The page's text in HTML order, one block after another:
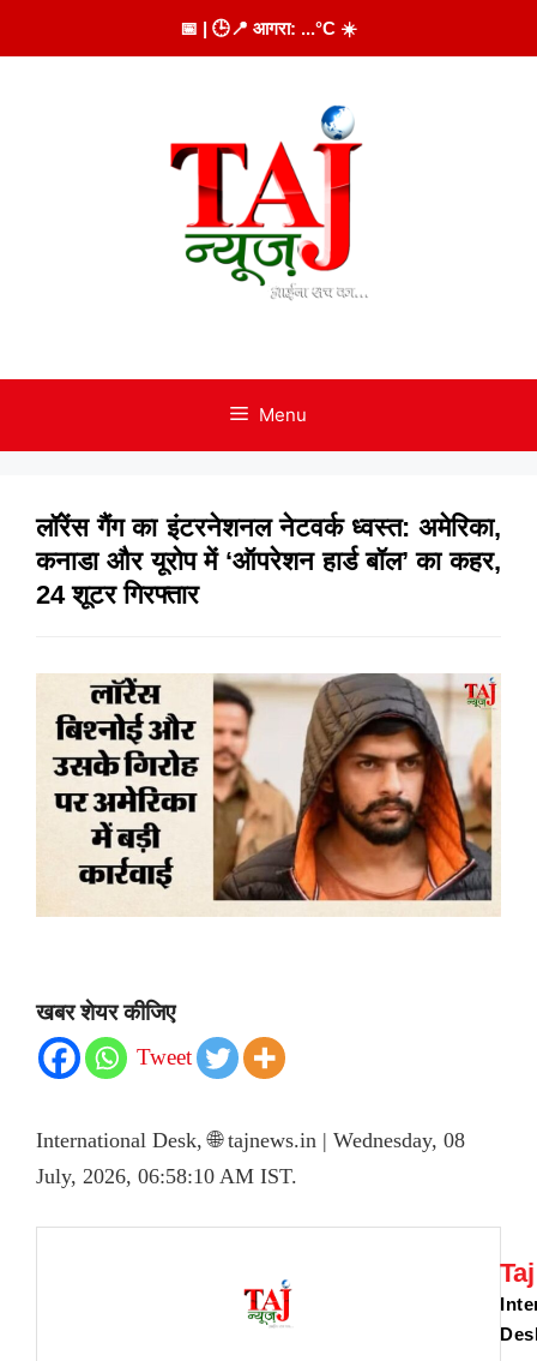
to
📅 | 🕒📍 आगरा: ...°C ☀️
Menu
लॉरेंस गैंग का इंटरनेशनल नेटवर्क ध्वस्त: अमेरिका,
कनाडा और यूरोप में ‘ऑपरेशन हार्ड बॉल’ का कहर,
24 शूटर गिरफ्तार
खबर शेयर कीजिए
Tweet
International Desk, 🌐 tajnews.in | Wednesday, 08
July, 2026, 06:58:10 AM IST.